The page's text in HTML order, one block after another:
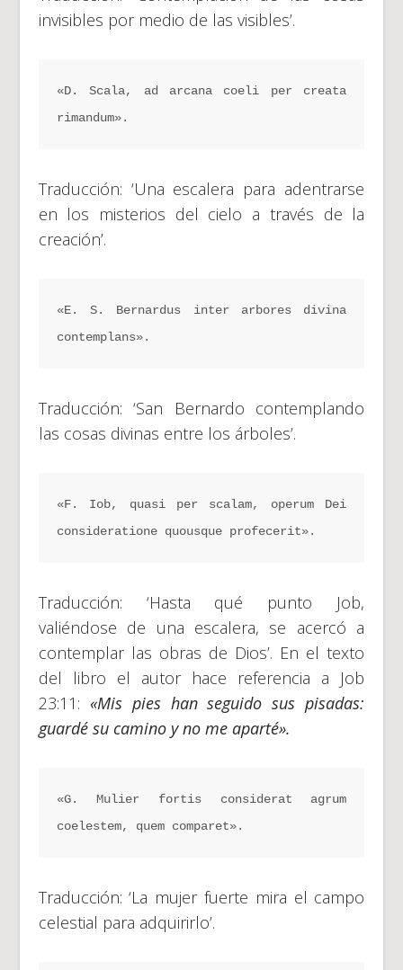
invisibles por medio de las visibles’.
«D. Scala, ad arcana coeli per creata
rimandum».
Traducción: ‘Una escalera para adentrarse
en los misterios del cielo a través de la
creación’.
«E. S. Bernardus inter arbores divina
contemplans».
Traducción: ‘San Bernardo contemplando
las cosas divinas entre los árboles’.
«F. Iob, quasi per scalam, operum Dei
consideratione quousque profecerit».
Traducción: ‘Hasta qué punto Job,
valiéndose de una escalera, se acercó a
contemplar las obras de Dios’. En el texto
del libro el autor hace referencia a Job
23:11: «Mis pies han seguido sus pisadas:
guardé su camino y no me aparté».
«G. Mulier fortis considerat agrum
coelestem, quem comparet».
Traducción: ‘La mujer fuerte mira el campo
celestial para adquirirlo’.